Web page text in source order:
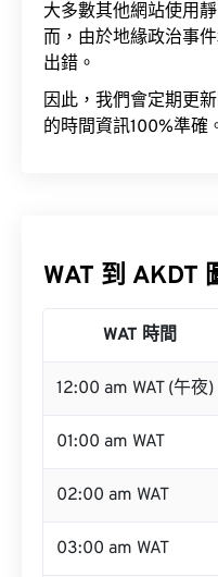
大多數其他網站使用
而，由於地緣政治事
出錯。
因此，我們會定期更
的時間資訊100%準確
WAT 到 AKDT
WAT 時間
12:00 am WAT (午夜)
01:00 am WAT
02:00 am WAT
03:00 am WAT